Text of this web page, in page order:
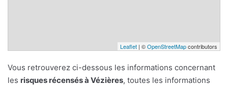
Leaflet | ©OpenStreetMapcontributors
Vous retrouverez ci-dessous les informations concernant
les risques récensés à Vézières, toutes les informations